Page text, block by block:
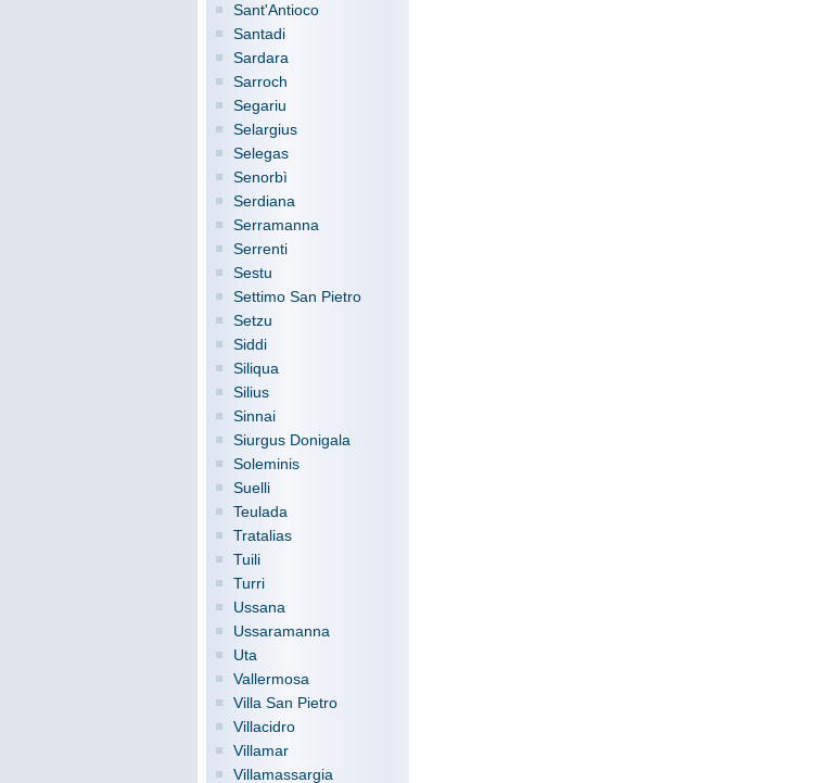
Sant'Antioco
Santadi
Sardara
Sarroch
Segariu
Selargius
Selegas
Senorbì
Serdiana
Serramanna
Serrenti
Sestu
Settimo San Pietro
Setzu
Siddi
Siliqua
Silius
Sinnai
Siurgus Donigala
Soleminis
Suelli
Teulada
Tratalias
Tuili
Turri
Ussana
Ussaramanna
Uta
Vallermosa
Villa San Pietro
Villacidro
Villamar
Villamassargia